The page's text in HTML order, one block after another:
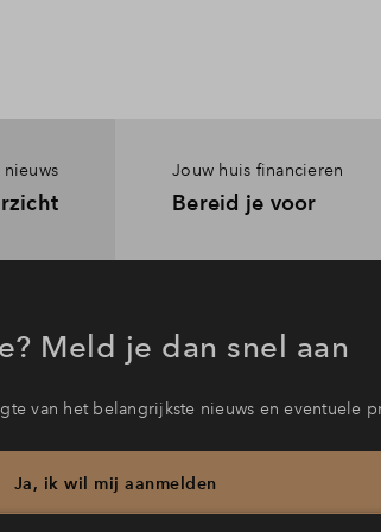
nieuws Jouw huis financieren
Bereid je voor
Meld je dan snel aan
van het belangrijkste nieuws en eventuele
Ja, ik wil mij aanmelden